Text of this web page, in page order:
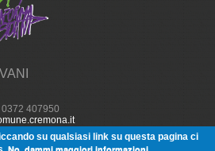
0372 407950
su qualsiasi link su questa pagina ci